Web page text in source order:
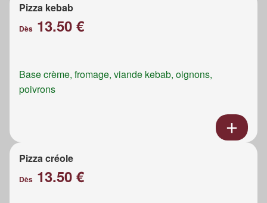
Pizza kebab
Dès 13.50 €
Base crème, fromage, viande kebab, oignons,
poivrons
Pizza créole
Dès 13.50 €